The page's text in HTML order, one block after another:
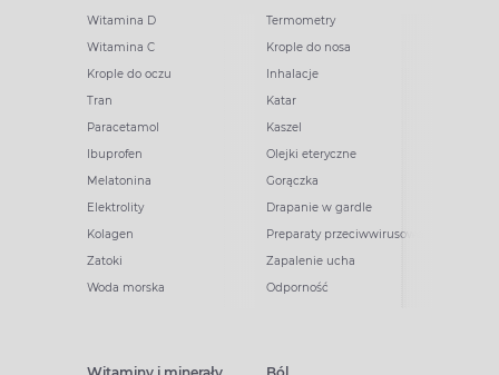
Witamina D
Witamina C
Krople do oczu
Tran
Paracetamol
Ibuprofen
Melatonina
Elektrolity
Kolagen
Zatoki
Woda morska
Termometry
Krople do nosa
Inhalacje
Katar
Kaszel
Olejki eteryczne
Gorączka
Drapanie w gardle
Preparaty przeciwwirusowe
Zapalenie ucha
Odporność